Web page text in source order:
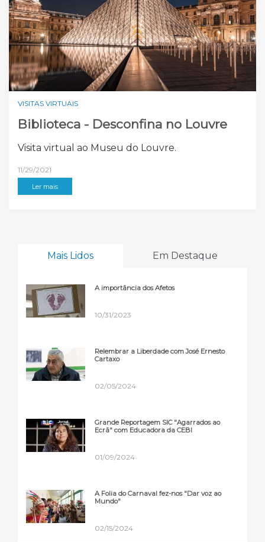
VISITAS VIRTUAIS
Biblioteca - Desconfina no Louvre
Visita virtual ao Museu do Louvre.
11/29/2021
Ler mais
Mais Lidos Em Destaque
A importância dos Afetos
10/31/2023
Relembrar a Liberdade com José Ernesto
Cartaxo
02/05/2024
Grande Reportagem SIC "Agarrados ao
Ecrã" com Educadora da CEBI
01/09/2024
A Folia do Carnaval fez-nos "Dar voz ao
Mundo"
02/15/2024